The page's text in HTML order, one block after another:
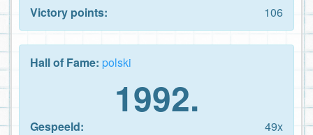
Victory points:
106
Hall of Fame: polski
1992.
Gespeeld:
49x